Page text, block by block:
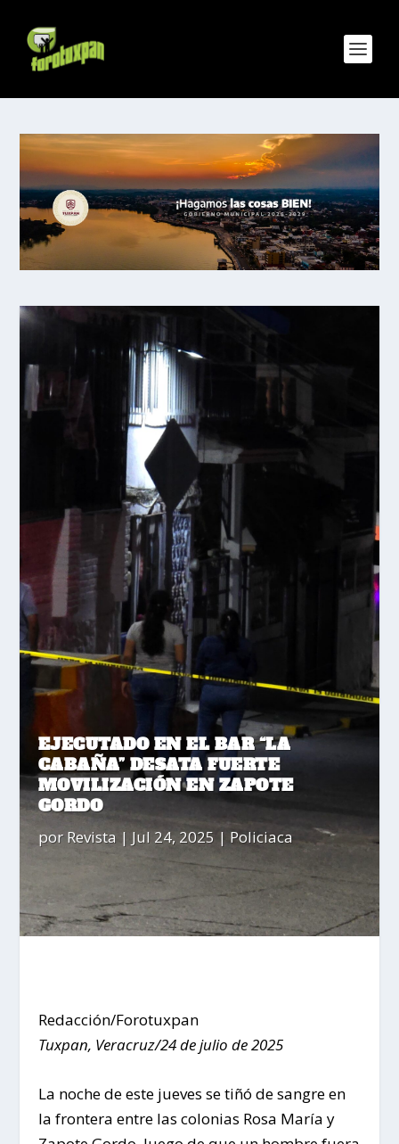
EJECUTADO EN EL BAR “LA
CABAÑA” DESATA FUERTE
MOVILIZACIÓN EN ZAPOTE
GORDO
porRevista | Jul 24, 2025 | Policiaca
Redacción/Forotuxpan
Tuxpan, Veracruz/24 de julio de 2025
La noche de este jueves se tiñó de sangre en
la frontera entre las colonias Rosa María y